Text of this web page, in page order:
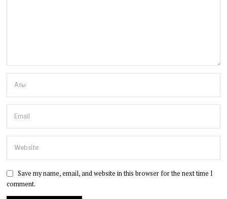
Save my name, email, and website in this browser for the next time I
comment.